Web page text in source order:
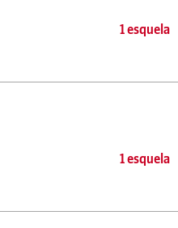
1 esquela
1 esquela